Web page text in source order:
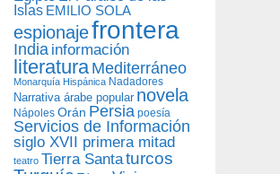
Islas EMILIO SOLA
espionajefrontera
India información
literatura Mediterráneo
Monarquía Hispánica Nadadores
Narrativa árabe popular novela
Nápoles Orán Persia poesía
Servicios de Información
siglo XVII primera mitad
teatro Tierra Santaturcos